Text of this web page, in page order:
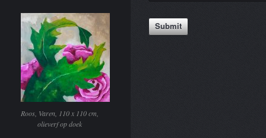
Roos, Varen, 110 x 110 cm,
olieverf op doek